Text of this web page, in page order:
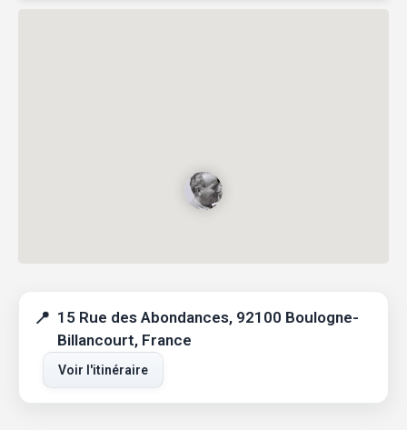
15 Rue des Abondances, 92100 Boulogne-
Billancourt, France
Voir l'itinéraire